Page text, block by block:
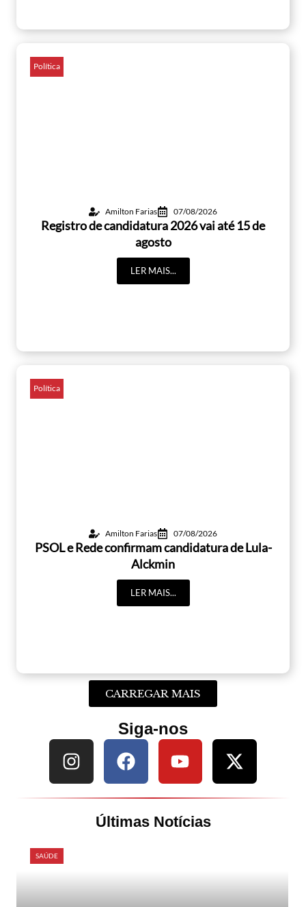
Política
Amilton Farias 07/08/2026
Registro de candidatura 2026 vai até 15 de
agosto
LER MAIS...
Política
Amilton Farias 07/08/2026
PSOL e Rede confirmam candidatura de Lula-
Alckmin
LER MAIS...
CARREGAR MAIS
Siga-nos
Últimas Notícias
SAÚDE